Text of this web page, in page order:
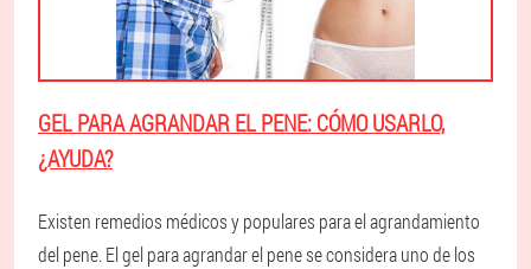
GEL PARA AGRANDAR EL PENE: CÓMO USARLO,
¿AYUDA?
Existen remedios médicos y populares para el agrandamiento
del pene. El gel para agrandar el pene se considera uno de los